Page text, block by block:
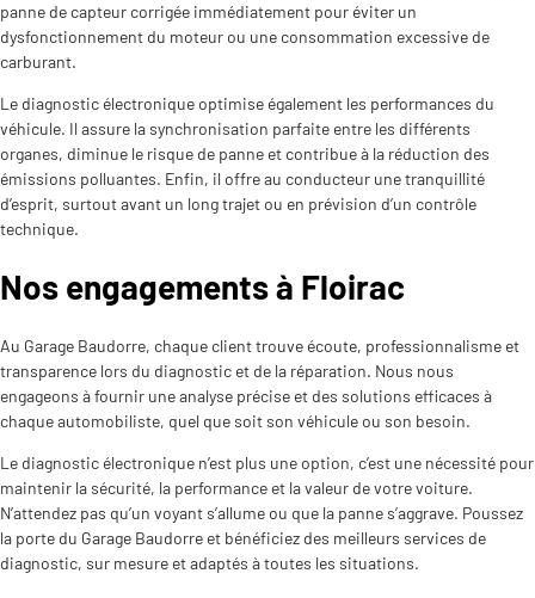
panne de capteur corrigée immédiatement pour éviter un
dysfonctionnement du moteur ou une consommation excessive de
carburant.​
Le diagnostic électronique optimise également les performances du
véhicule. Il assure la synchronisation parfaite entre les différents
organes, diminue le risque de panne et contribue à la réduction des
émissions polluantes. Enfin, il offre au conducteur une tranquillité
d’esprit, surtout avant un long trajet ou en prévision d’un contrôle
technique.
Nos engagements à Floirac
Au Garage Baudorre, chaque client trouve écoute, professionnalisme et
transparence lors du diagnostic et de la réparation. Nous nous
engageons à fournir une analyse précise et des solutions efficaces à
chaque automobiliste, quel que soit son véhicule ou son besoin.
Le diagnostic électronique n’est plus une option, c’est une nécessité pour
maintenir la sécurité, la performance et la valeur de votre voiture.
N’attendez pas qu’un voyant s’allume ou que la panne s’aggrave. Poussez
la porte du Garage Baudorre et bénéficiez des meilleurs services de
diagnostic, sur mesure et adaptés à toutes les situations.